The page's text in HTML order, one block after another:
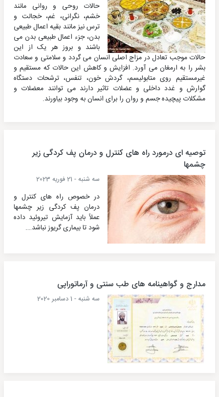
حالات روحی و روانی مانند
خشم، نگرانی، غم، خجالت و
ترس نیز مانند بقیه اعمال طبیعی
بدن، جزء اعمال طبیعی بدن می
باشند و بروز هر یک از این
حالات موجب تعادل در مزاج اصلی انسان می گردد و سلامتی و سعادت
بشر را به ارمغان می آورد. افزایش و کاهش این حالات که مستقیم و
غیرمستقیم روی متابولیسم، گردش خون، تنفس، ترشحات دستگاه
گوارش و غدد داخلی و عضلات تاثیر دارند می توانند معضلات و
مشکلات پیچیده جسم و روان را برای انسان به وجود بیاورند.
توصیه ای درمورد راه های کنترل و درمان پف کردگی زیر
چشمها
سه شنبه - 21 فوریه 2023
در خصوص راه های کنترل و
درمان پف کردگی زیر چشمها
عملاً باید آزمایش تیروئید داده
شود تا بیماری گریوز نباشد….
مدارج و گواهینامه های طب سنتی و آرماتوراپی
سه شنبه - 1 دسامبر 2020